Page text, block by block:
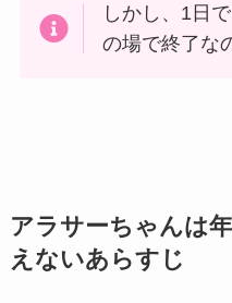
しかし、1日
の場で終了な
アラサーちゃんは
えないあらすじ